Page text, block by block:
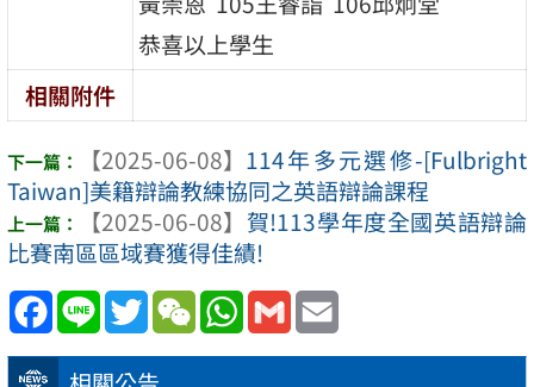
恭喜以上學生
相關附件
【2025-06-08】 114年多元選修-[Fulbright
Taiwan]美籍辯論教練協同之英語辯論課程
【2025-06-08】 賀!113學年度全國英語辯論
比賽南區區域賽獲得佳績!
Facebook
Line TwitterWeChatWhatsApp
Gmail